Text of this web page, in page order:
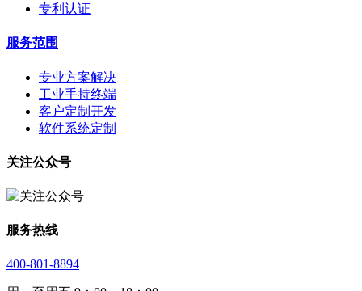
专利认证
服务范围
专业方案解决
工业手持终端
客户定制开发
软件系统定制
关注公众号
服务热线
400-801-8894